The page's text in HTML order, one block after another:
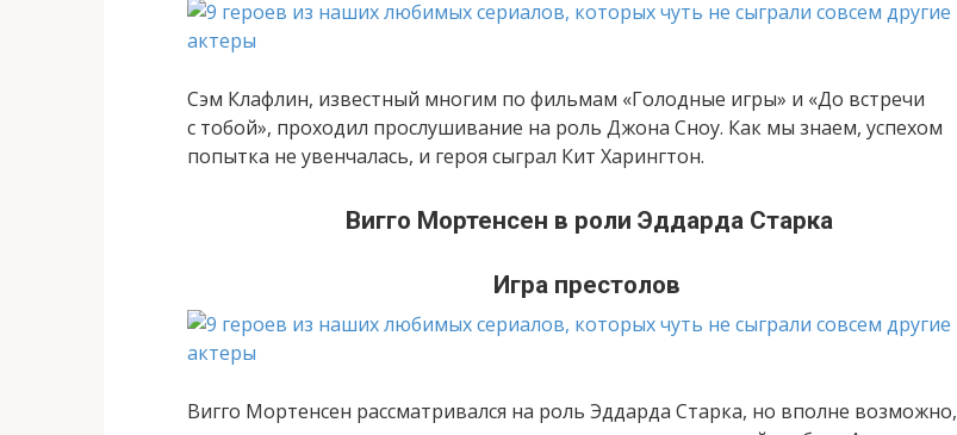
Сэм Клафлин, известный многим по фильмам «Голодные игры» и «До встречи
с тобой», проходил прослушивание на роль Джона Сноу. Как мы знаем, успехом
попытка не увенчалась, и героя сыграл Кит Харингтон.
Вигго Мортенсен в роли Эддарда Старка
Игра престолов
Вигго Мортенсен рассматривался на роль Эддарда Старка, но вполне возможно,